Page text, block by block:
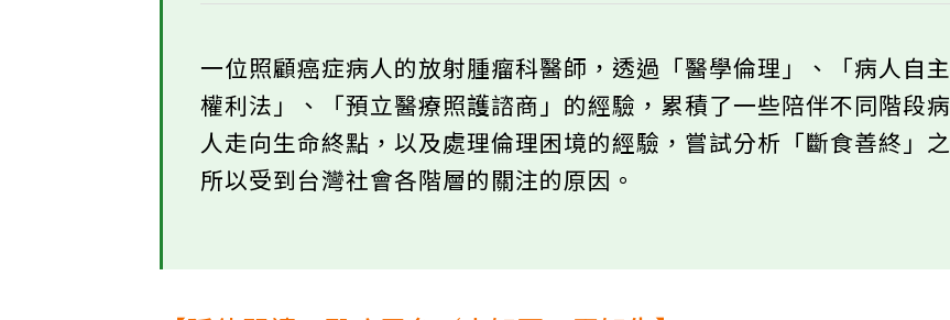
一位照顧癌症病人的放射腫瘤科醫師，透過「醫學倫理」、「病人自主
權利法」、「預立醫療照護諮商」的經驗，累積了一些陪伴不同階段病
人走向生命終點，以及處理倫理困境的經驗，嘗試分析「斷食善終」之
所以受到台灣社會各階層的關注的原因。